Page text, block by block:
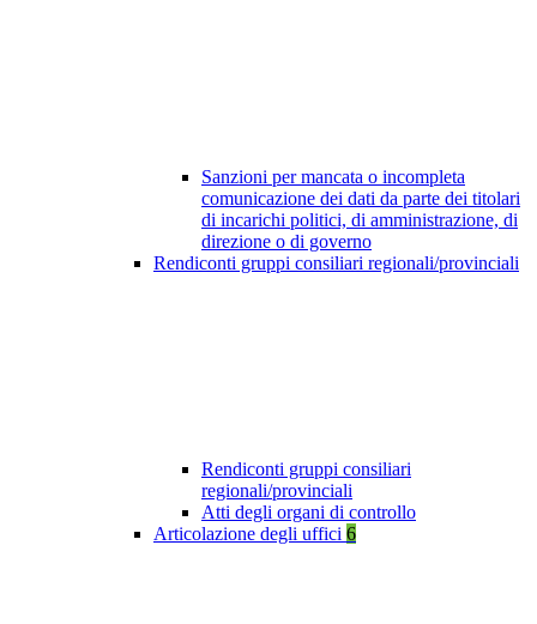
Sanzioni per mancata o incompleta
comunicazione dei dati da parte dei titolari
di incarichi politici, di amministrazione, di
direzione o di governo
Rendiconti gruppi consiliari regionali/provinciali
Rendiconti gruppi consiliari
regionali/provinciali
Atti degli organi di controllo
Articolazione degli uffici 6